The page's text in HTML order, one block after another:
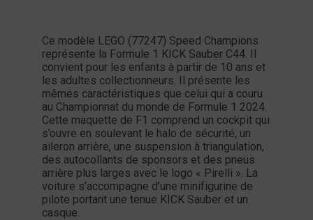
Ce modèle LEGO (77247) Speed Champions
représente la Formule 1 KICK Sauber C44. Il
convient pour les enfants à partir de 10 ans et
les adultes collectionneurs. Il présente les
mêmes caractéristiques que celui qui a couru
au Championnat du monde de Formule 1 2024.
Cette maquette de F1 comprend un cockpit qui
s’ouvre en soulevant le halo de sécurité, un
aileron arrière, une suspension à triangulation,
des autocollants de sponsors et des pneus
arrière plus larges avec le logo « Pirelli ». La
voiture s’accompagne d’une minifigurine de
pilote portant une tenue KICK Sauber et un
casque.